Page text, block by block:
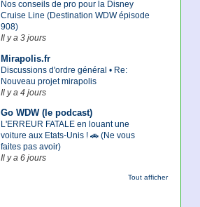
Nos conseils de pro pour la Disney
Cruise Line (Destination WDW épisode
908)
Il y a 3 jours
Mirapolis.fr
Discussions d'ordre général • Re:
Nouveau projet mirapolis
Il y a 4 jours
Go WDW (le podcast)
L'ERREUR FATALE en louant une
voiture aux Etats-Unis ! 🚗 (Ne vous
faites pas avoir)
Il y a 6 jours
Tout afficher